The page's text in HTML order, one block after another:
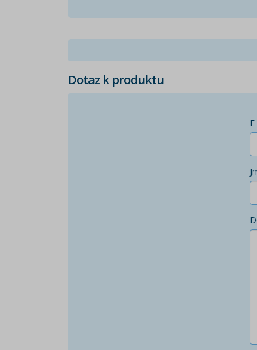
Dotaz k produktu